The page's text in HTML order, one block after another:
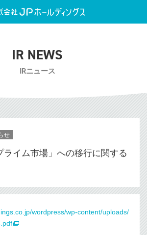
IR NEWS
IRニュース
せ
ライム市場」への移行に関する
wordpress/wp-content/uploads/